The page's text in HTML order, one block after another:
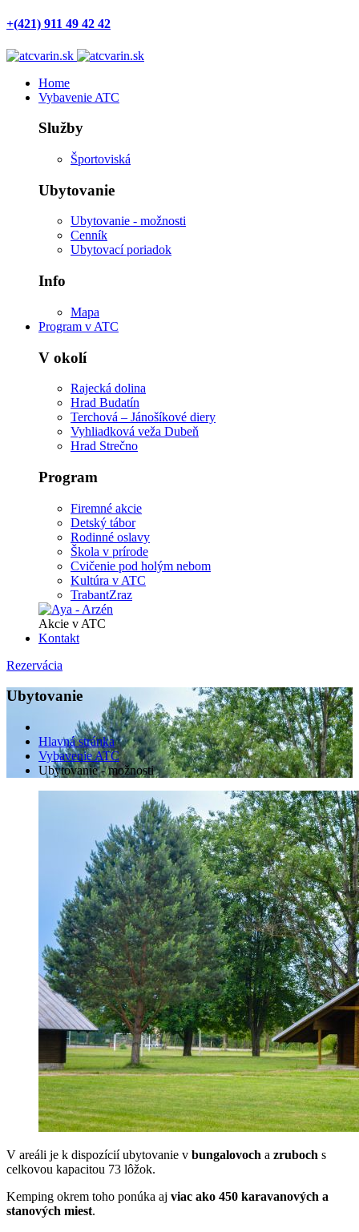
+(421) 911 49 42 42
Home
Vybavenie ATC
Služby
Športoviská
Ubytovanie
Ubytovanie - možnosti
Cenník
Ubytovací poriadok
Info
Mapa
Program v ATC
V okolí
Rajecká dolina
Hrad Budatín
Terchová – Jánošíkové diery
Vyhliadková veža Dubeň
Hrad Strečno
Program
Firemné akcie
Detský tábor
Rodinné oslavy
Škola v prírode
Cvičenie pod holým nebom
Kultúra v ATC
TrabantZraz
Akcie v ATC
Kontakt
Rezervácia
Ubytovanie
Hlavná stránka
Vybavenie ATC
Ubytovanie - možnosti
V areáli je k dispozícií ubytovanie v bungalovoch a zruboch s
celkovou kapacitou 73 lôžok.
Kemping okrem toho ponúka aj viac ako 450 karavanových a
stanových miest.